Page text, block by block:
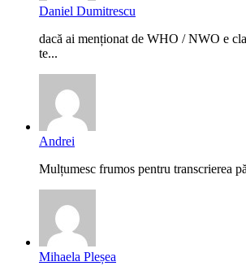
Daniel Dumitrescu
dacă ai menționat de WHO / NWO e
te...
Andrei
Mulțumesc frumos pentru transcrierea
Mihaela Pleșea